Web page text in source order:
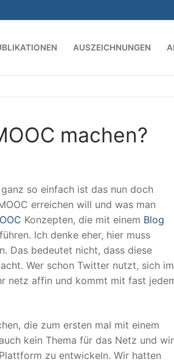
AUSZEICHNUNGEN
machen?
so einfach ist das nun doch
erreichen will und was man
Konzepten, die mit einem Blog
Ich denke eher, hier muss
Das bedeutet nicht, dass diese
Wer schon Twitter nutzt, sich im
netz affin und kommt mit fast
die zum ersten mal mit einem
kein Thema für das Netz und wir
zu entwickeln. Wir hatten